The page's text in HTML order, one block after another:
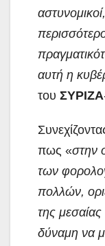
αυτή η
του ΣΥΡΙΖΑ
πως «στην
των
πολλών,
της
δύναμη να